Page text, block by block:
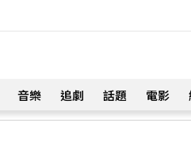
音樂 追劇 話題 電影